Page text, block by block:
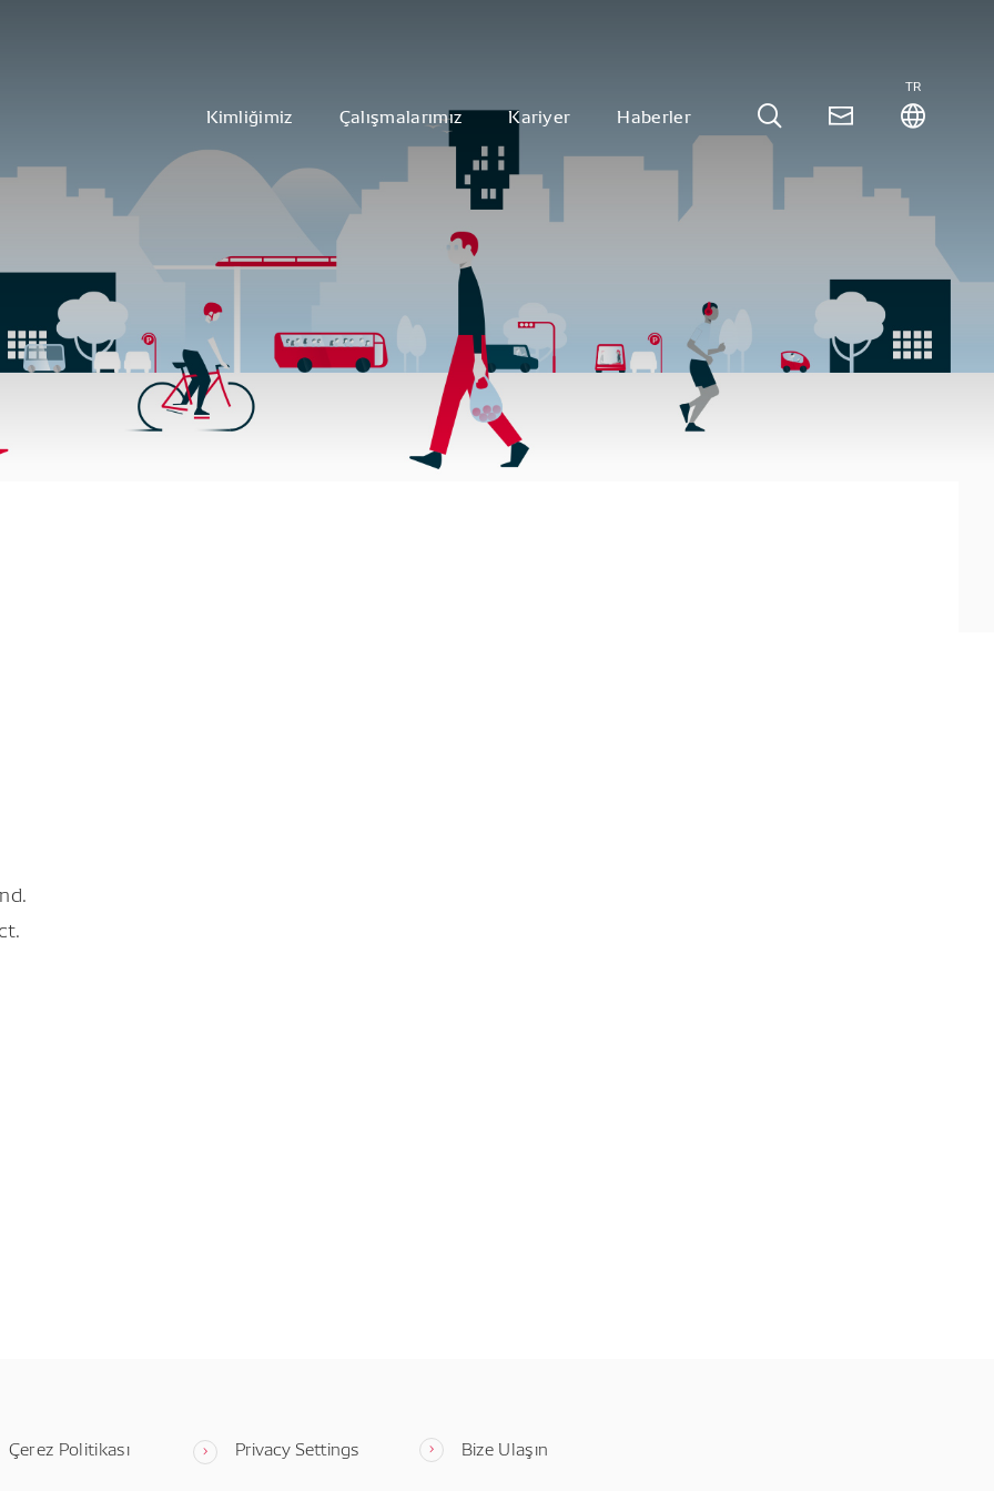
Kimliğimiz Çalışmalarımız Kariyer Haberler
TR
Çerez Politikası Privacy Settings Bize Ulaşın